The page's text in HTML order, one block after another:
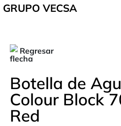
GRUPO VECSA
Regresar
Botella de
Colour Block
Red